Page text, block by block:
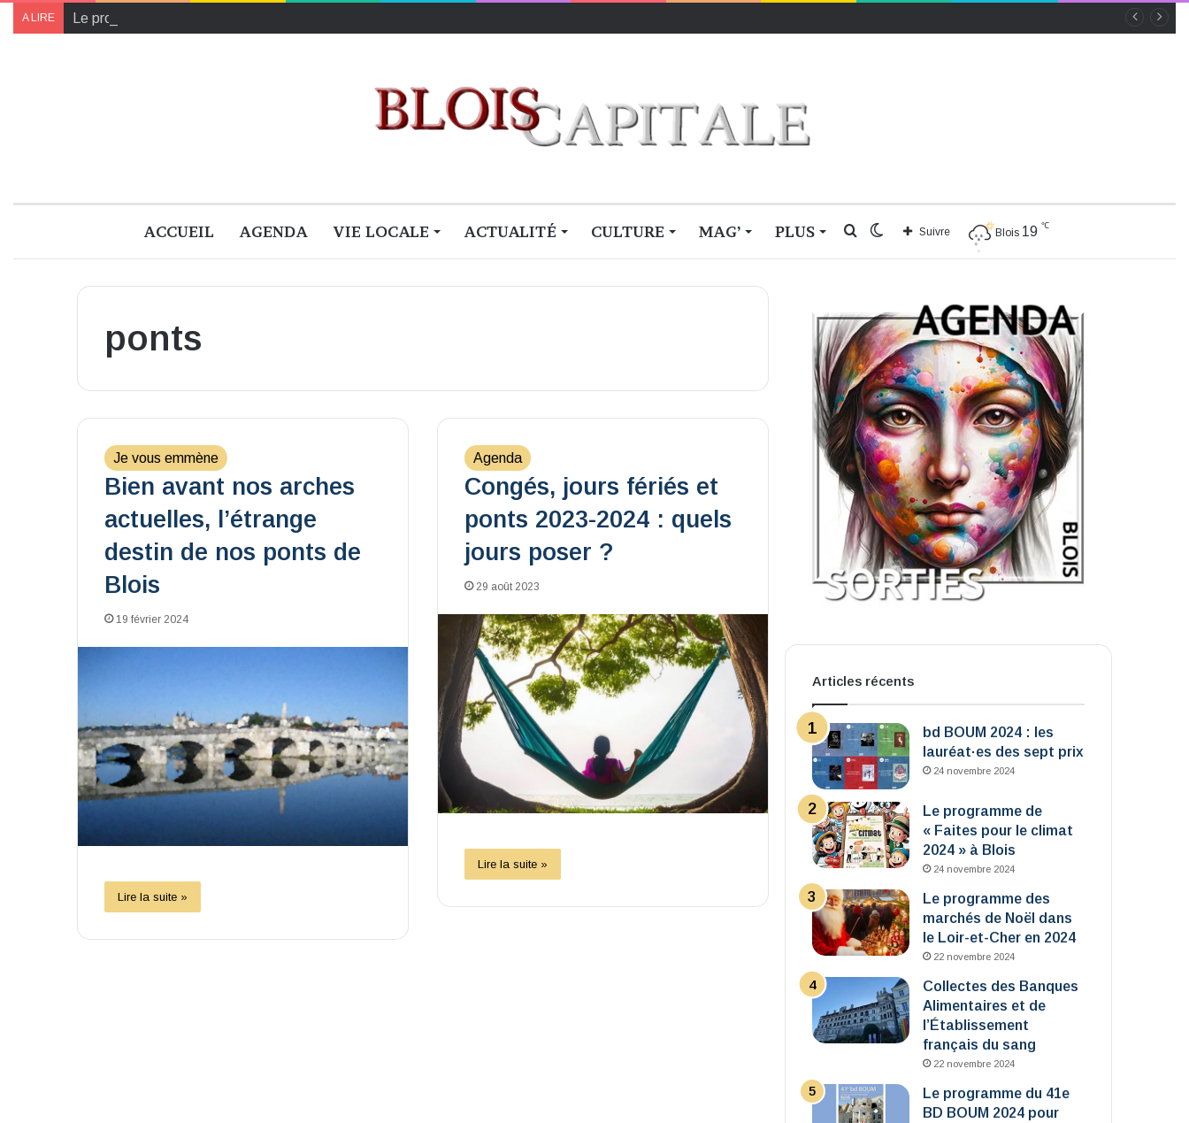
A LIRE Le programme de « Faites pour le climat 2024 » à Blois
ACCUEIL AGENDA VIE LOCALE ACTUALITÉ CULTURE MAG’ PLUS Blois 19 ℃
Suivre
Switch
Rechercher
ponts
Je vous emmène
Bien avant nos arches
actuelles, l’étrange
destin de nos ponts de
Blois
19 février 2024
Lire la suite »
Agenda
Congés, jours fériés et
ponts 2023-2024 : quels
jours poser ?
29 août 2023
Lire la suite »
Articles récents
bd BOUM 2024 : les
lauréat·es des sept prix
24 novembre 2024
Le programme de
« Faites pour le climat
2024 » à Blois
24 novembre 2024
Le programme des
marchés de Noël dans
le Loir-et-Cher en 2024
22 novembre 2024
Collectes des Banques
Alimentaires et de
l’Établissement
français du sang
22 novembre 2024
Le programme du 41e
BD BOUM 2024 pour